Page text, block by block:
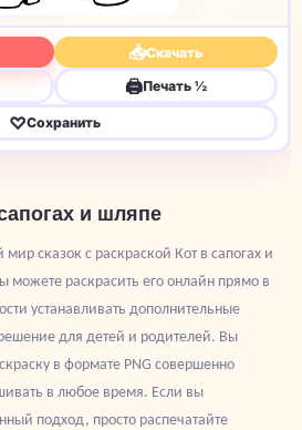
📥Скачать
🖨Печать ½
♡Сохранить
и шляпе
сказок с раскраской Кот в сапогах и
раскрасить его онлайн прямо в
устанавливать дополнительные
для детей и родителей. Вы
в формате PNG совершенно
в любое время. Если вы
подход, просто распечатайте